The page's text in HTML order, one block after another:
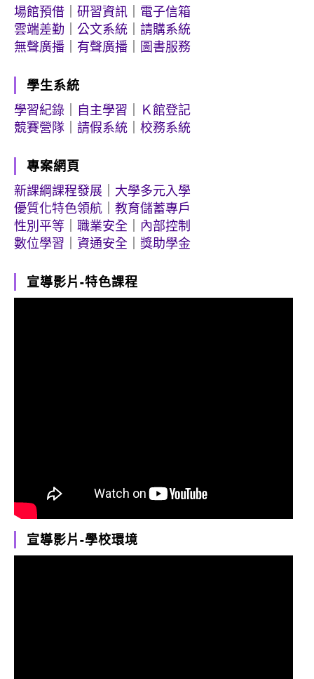
場館預借
研習資訊
電子信箱
雲端差勤
公文系統
請購系統
無聲廣播
有聲廣播 圖書服務
學生系統
學習紀錄
自主學習
Ｋ館登記
競賽營隊
請假系統 校務系統
專案網頁
新課綱課程發展
大學多元入學
優質化特色領航
教育儲蓄專戶
性別平等
職業安全
內部控制
數位學習
資通安全 獎助學金
宣導影片-特色課程
宣導影片-學校環境